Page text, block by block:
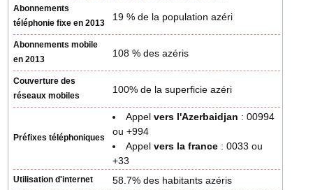
Abonnements
téléphonie fixe en 2013
19 % de la population azéri
Abonnements mobile
en 2013
108 % des azéris
Couverture des
réseaux mobiles
100% de la superficie azéri
Préfixes téléphoniques
Appelvers l'Azerbaidjan : 00994
ou +994
Appelvers la france : 0033 ou
+33
Utilisation d'internet 58.7% des habitants azéris